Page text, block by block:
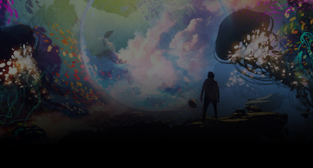
プロダクション向け
ダウンロード